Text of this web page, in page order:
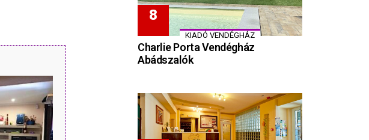
KIADÓ VENDÉGHÁZ
Charlie Porta Vendégház
Abádszalók